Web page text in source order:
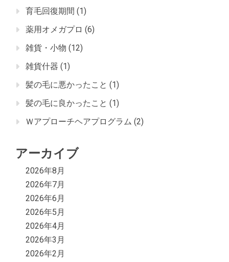
育毛回復期間 (1)
薬用オメガプロ (6)
雑貨・小物 (12)
雑貨什器 (1)
髪の毛に悪かったこと (1)
髪の毛に良かったこと (1)
Ｗアプローチヘアプログラム (2)
アーカイブ
2026年8月
2026年7月
2026年6月
2026年5月
2026年4月
2026年3月
2026年2月